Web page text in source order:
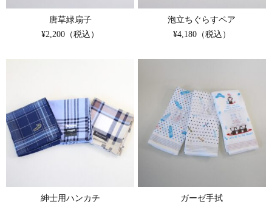
唐草緑扇子
¥2,200（税込）
紳士用ハンカチ
泡立ちぐらすペア
¥4,180（税込）
ガーゼ手拭